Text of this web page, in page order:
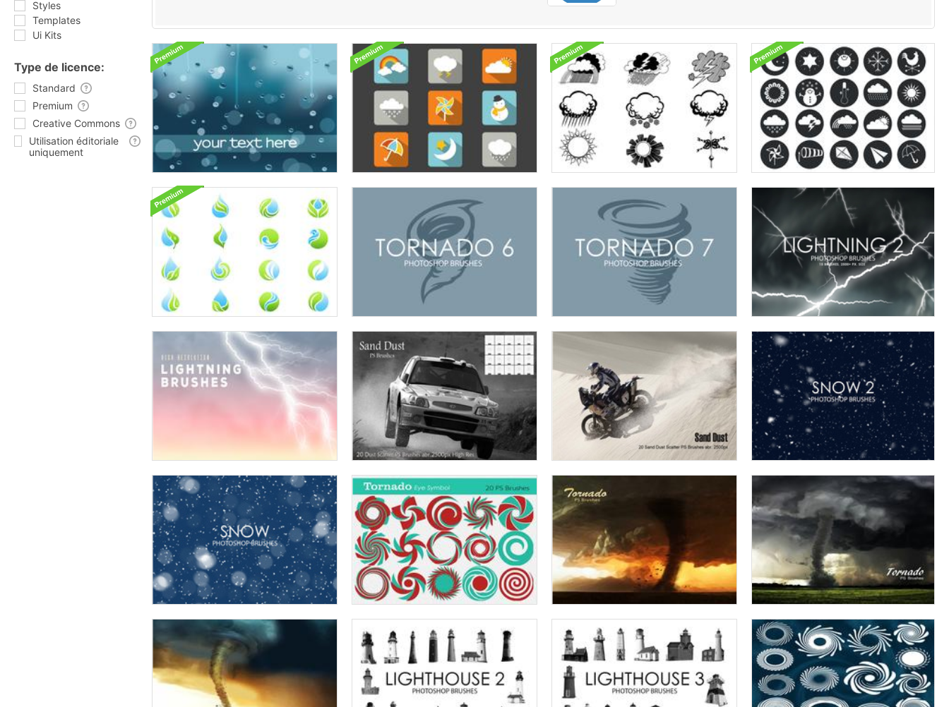
Styles
Templates
Ui Kits
Type de licence:
Standard
Premium
Creative Commons
Utilisation éditoriale
uniquement